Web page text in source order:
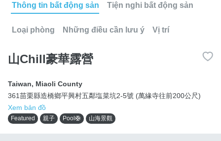
Thông tin bất động sản Tiện nghi bất động sản
Loại phòng Những điều cần lưu ý Vị trí
山Chill豪華露營
Taiwan, Miaoli County
361苗栗縣造橋鄉平興村五鄰塩菜坑2-5號 (萬緣寺往前200公尺)
Xem bản đồ
Featured 親子 Pool🛟 山海景觀